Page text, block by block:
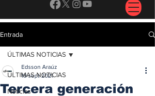
Entrada
ÚLTIMAS NOTICIAS
Noticias
ÚLTIMAS NOTICIAS
Tercera generación
Edsson Araúz
19 sept 2021